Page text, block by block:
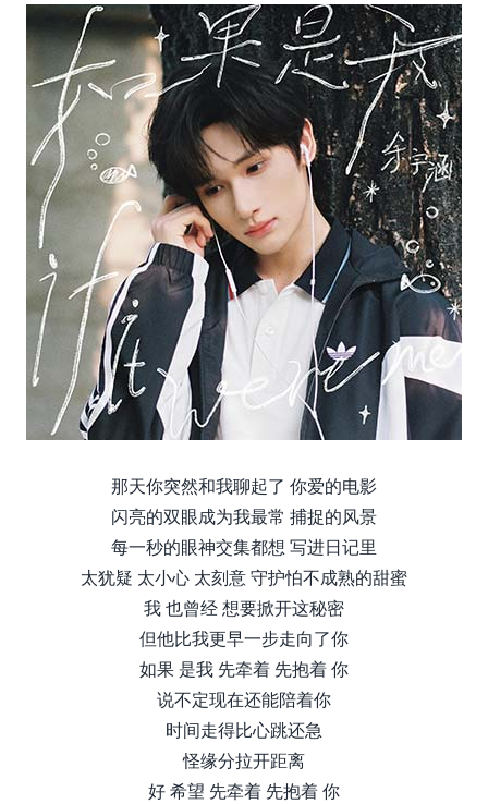
那天你突然和我聊起了 你爱的电影
闪亮的双眼成为我最常 捕捉的风景
每一秒的眼神交集都想 写进日记里
太犹疑 太小心 太刻意 守护怕不成熟的甜蜜
我 也曾经 想要掀开这秘密
但他比我更早一步走向了你
如果 是我 先牵着 先抱着 你
说不定现在还能陪着你
时间走得比心跳还急
怪缘分拉开距离
好 希望 先牵着 先抱着 你